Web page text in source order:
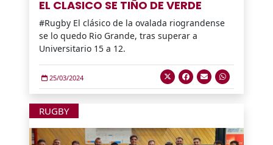
EL CLASICO SE TIÑO DE VERDE
#Rugby El clásico de la ovalada riograndense
se lo quedo Rio Grande, tras superar a
Universitario 15 a 12.
25/03/2024
RUGBY